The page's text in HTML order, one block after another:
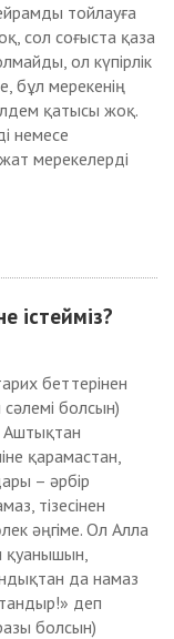
тойлауға
сол соғыста қаза
ол күпірлік
бұл мерекенің
қатысы жоқ.
немесе
мерекелерді
істейміз?
беттерінен
болсын)
Аштықтан
қарамастан,
– әрбір
тізесінен
әңгіме. Ол Алла
қуанышын,
да намаз
деп
болсын)